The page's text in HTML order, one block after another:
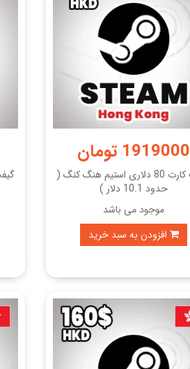
1919000 تومان
گیفت کارت 80 دلاری استیم هنگ کنگ (
حدود 10.1 دلار )
موجود می باشد
افزودن به سبد خرید